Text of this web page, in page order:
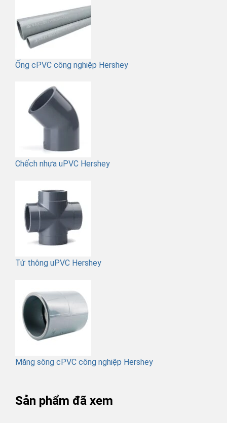
Ống cPVC công nghiệp Hershey
Chếch nhựa uPVC Hershey
Tứ thông uPVC Hershey
Măng sông cPVC công nghiệp Hershey
Sản phẩm đã xem